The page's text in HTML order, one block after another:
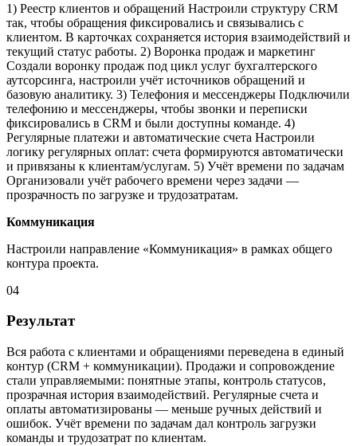
1) Реестр клиентов и обращений Настроили структуру CRM
так, чтобы обращения фиксировались и связывались с
клиентом. В карточках сохраняется история взаимодействий и
текущий статус работы. 2) Воронка продаж и маркетинг
Создали воронку продаж под цикл услуг бухгалтерского
аутсорсинга, настроили учёт источников обращений и
базовую аналитику. 3) Телефония и мессенджеры Подключили
телефонию и мессенджеры, чтобы звонки и переписки
фиксировались в CRM и были доступны команде. 4)
Регулярные платежи и автоматические счета Настроили
логику регулярных оплат: счета формируются автоматически
и привязаны к клиентам/услугам. 5) Учёт времени по задачам
Организовали учёт рабочего времени через задачи —
прозрачность по загрузке и трудозатратам.
Коммуникация
Настроили направление «Коммуникация» в рамках общего
контура проекта.
04
Результат
Вся работа с клиентами и обращениями переведена в единый
контур (CRM + коммуникации). Продажи и сопровождение
стали управляемыми: понятные этапы, контроль статусов,
прозрачная история взаимодействий. Регулярные счета и
оплаты автоматизированы — меньше ручных действий и
ошибок. Учёт времени по задачам дал контроль загрузки
команды и трудозатрат по клиентам.